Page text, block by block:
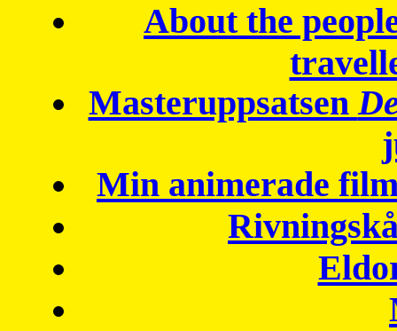
About the
Masteruppsatsen
Min animerade